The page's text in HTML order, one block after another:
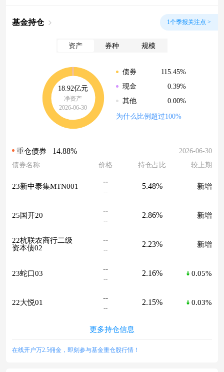
基金持仓 1个季报关注点 >
资产 券种 规模
18.92亿元
净资产
2026-06-30
债券
115.45%
现金
0.39%
其他
0.00%
为什么比例超过100%
重仓债券 14.88%
2026-06-30
债券名称
价格 持仓占比 较上期
23新中泰集MTN001
--
--
5.48% 新增
25国开20
--
--
2.86% 新增
22杭联农商行二级
资本债02
--
--
2.23% 新增
23蛇口03
--
--
2.16% 0.05%
22大悦01
--
--
2.15% 0.03%
更多持仓信息
在线开户万2.5佣金，即刻参与基金重仓股行情！